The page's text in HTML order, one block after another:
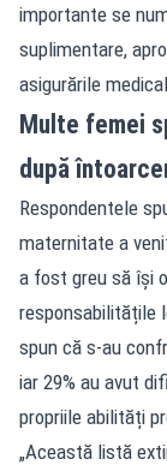
importante se
suplimentare,
asigurările
Multe femei
după
Respondentele
maternitate a
a fost greu să își
responsabilitățile
spun că s-au
iar 29% au avut
propriile abilități
„Această listă